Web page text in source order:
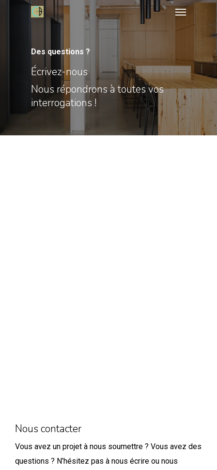
Des questions ?
Écrivez-nous
Nous répondrons à toutes vos
interrogations !
Nous contacter
Vous avez un projet à nous soumettre ? Vous avez des
questions ? N’hésitez pas à nous écrire ou nous